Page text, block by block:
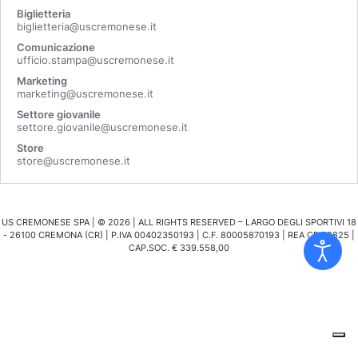
Biglietteria
biglietteria@uscremonese.it
Comunicazione
ufficio.stampa@uscremonese.it
Marketing
marketing@uscremonese.it
Settore giovanile
settore.giovanile@uscremonese.it
Store
store@uscremonese.it
US CREMONESE SPA | © 2026 | ALL RIGHTS RESERVED – LARGO DEGLI SPORTIVI 18
- 26100 CREMONA (CR) | P.IVA 00402350193 | C.F. 80005870193 | REA CR 98825 |
CAP.SOC. € 339.558,00